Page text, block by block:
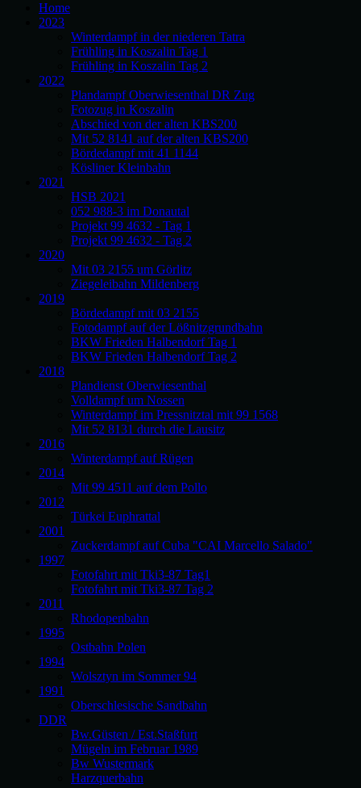
Home
2023
Winterdampf in der niederen Tatra
Frühling in Koszalin Tag 1
Frühling in Koszalin Tag 2
2022
Plandampf Oberwiesenthal DR Zug
Fotozug in Koszalin
Abschied von der alten KBS200
Mit 52 8141 auf der alten KBS200
Bördedampf mit 41 1144
Kösliner Kleinbahn
2021
HSB 2021
052 988-3 im Donautal
Projekt 99 4632 - Tag 1
Projekt 99 4632 - Tag 2
2020
Mit 03 2155 um Görlitz
Ziegeleibahn Mildenberg
2019
Bördedampf mit 03 2155
Fotodampf auf der Lößnitzgrundbahn
BKW Frieden Halbendorf Tag 1
BKW Frieden Halbendorf Tag 2
2018
Plandienst Oberwiesenthal
Volldampf um Nossen
Winterdampf im Pressnitztal mit 99 1568
Mit 52 8131 durch die Lausitz
2016
Winterdampf auf Rügen
2014
Mit 99 4511 auf dem Pollo
2012
Türkei Euphrattal
2001
Zuckerdampf auf Cuba "CAI Marcello Salado"
1997
Fotofahrt mit Tki3-87 Tag1
Fotofahrt mit Tki3-87 Tag 2
2011
Rhodopenbahn
1995
Ostbahn Polen
1994
Wolsztyn im Sommer 94
1991
Oberschlesische Sandbahn
DDR
Bw.Güsten / Est.Staßfurt
Mügeln im Februar 1989
Bw Wustermark
Harzquerbahn